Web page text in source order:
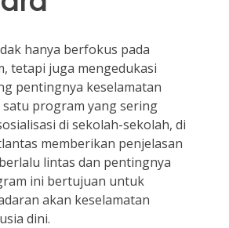
hanya berfokus pada
tetapi juga mengedukasi
pentingnya keselamatan
satu program yang sering
di sekolah-sekolah, di
memberikan penjelasan
lintas dan pentingnya
ini bertujuan untuk
akan keselamatan
dini.